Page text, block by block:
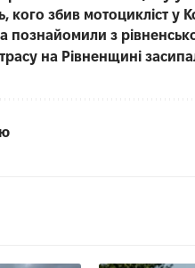
кого збив мотоцикліст у
познайомили з
на Рівненщині